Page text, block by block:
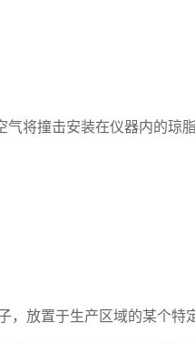
将撞击安装在仪器内的琼
，放置于生产区域的某个特